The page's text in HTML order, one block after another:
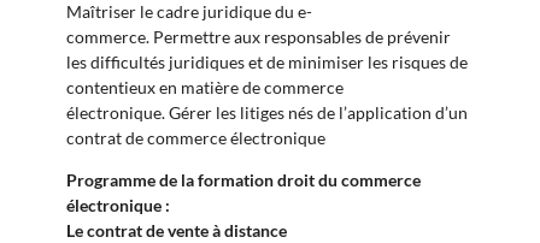
Maîtriser le cadre juridique du e-
commerce. Permettre aux responsables de prévenir
les difficultés juridiques et de minimiser les risques de
contentieux en matière de commerce
électronique. Gérer les litiges nés de l’application d’un
contrat de commerce électronique
Programme de la formation droit du commerce
électronique :
Le contrat de vente à distance